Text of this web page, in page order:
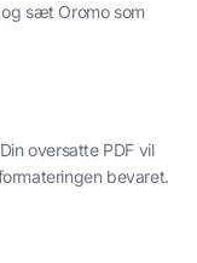
sæt Oromo som
oversatte PDF vil
bevaret.